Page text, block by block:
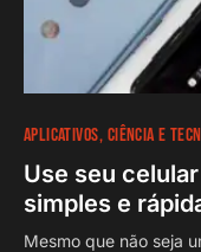
APLICATIVOS CIÊNCIA E
Use seu
simples e
Mesmo que não seja